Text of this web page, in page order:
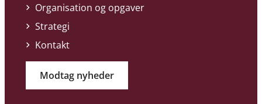
Organisation og opgaver
Strategi
Kontakt
Modtag nyheder